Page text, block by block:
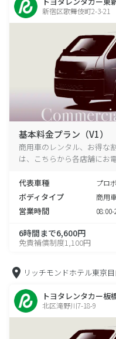
新宿区歌舞伎町2-3-21
基本料金プラン（V1）
商用車のレンタル、お得な
は、こちらから各店舗にお
代表車種 プロ
ボディタイプ 商用
営業時間
6時間まで6,600円
免責補償制度1,100円
リッチモンドホテル東京
トヨタレンタカー板
北区滝野川7-18-9